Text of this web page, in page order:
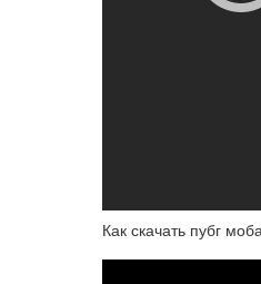
Как скачать пубг